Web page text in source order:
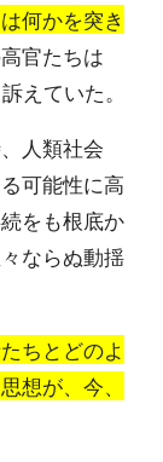
何かを突き
官たちは
えていた。
人類社会
可能性に高
をも根底か
ならぬ動揺
ちとどのよ
想が、今、